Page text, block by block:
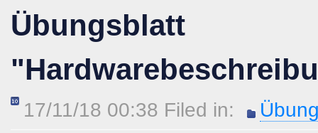
Übungsblatt
17/11/18 00:38 Filed in: